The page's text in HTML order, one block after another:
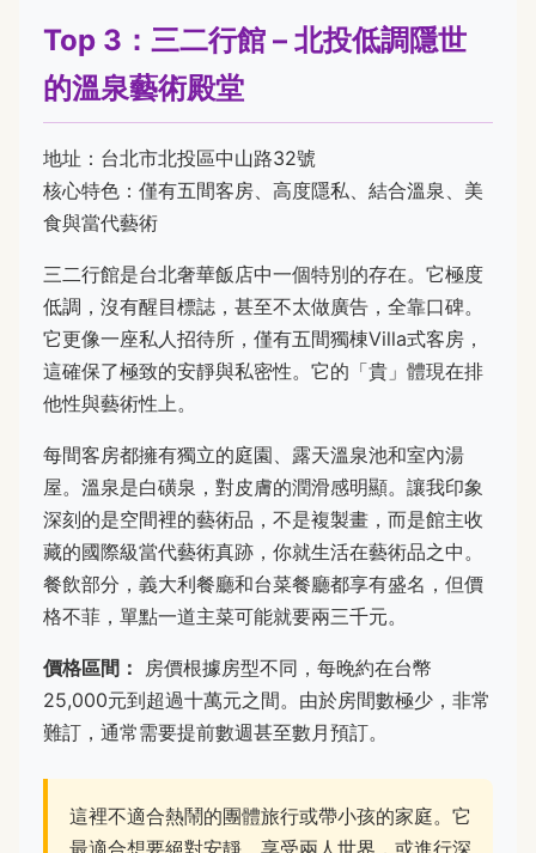
Top 3：三二行館 – 北投低調隱世
的溫泉藝術殿堂
地址：台北市北投區中山路32號
核心特色：僅有五間客房、高度隱私、結合溫泉、美
食與當代藝術
三二行館是台北奢華飯店中一個特別的存在。它極度
低調，沒有醒目標誌，甚至不太做廣告，全靠口碑。
它更像一座私人招待所，僅有五間獨棟Villa式客房，
這確保了極致的安靜與私密性。它的「貴」體現在排
他性與藝術性上。
每間客房都擁有獨立的庭園、露天溫泉池和室內湯
屋。溫泉是白磺泉，對皮膚的潤滑感明顯。讓我印象
深刻的是空間裡的藝術品，不是複製畫，而是館主收
藏的國際級當代藝術真跡，你就生活在藝術品之中。
餐飲部分，義大利餐廳和台菜餐廳都享有盛名，但價
格不菲，單點一道主菜可能就要兩三千元。
價格區間：
房價根據房型不同，每晚約在台幣
25,000元到超過十萬元之間。由於房間數極少，非常
難訂，通常需要提前數週甚至數月預訂。
這裡不適合熱鬧的團體旅行或帶小孩的家庭。它
最適合想要絕對安靜、享受兩人世界，或進行深